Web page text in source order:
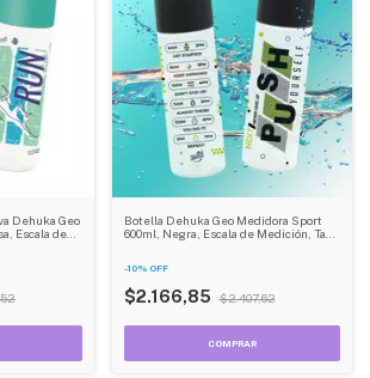
Dehuka Geo
Escala de
Botella Dehuka Geo Medidora Sport
600ml, Negra, Escala de Medición, Tapa
-10% OFF
$2.166,85 $2.407,62